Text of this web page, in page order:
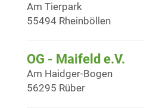
Am Tierpark
55494 Rheinböllen
OG - Maifeld e.V.
Am Haidger-Bogen
56295 Rüber